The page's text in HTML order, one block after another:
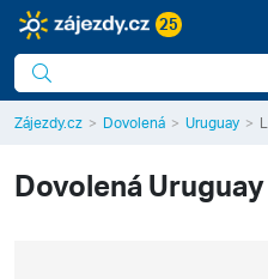
25
Zájezdy.cz Dovolená Uruguay
Dovolená Uruguay